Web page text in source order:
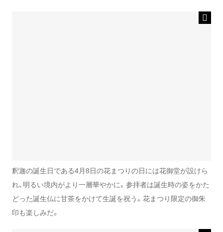
釈迦の誕生日である4月8日の花まつりの日には花御堂が設けら
れ、明るい境内がより一層華やかに。参拝者は誕生時の姿をかた
どった誕生仏に甘茶をかけて生誕を祝う。花まつり限定の御朱
印も楽しみだ。